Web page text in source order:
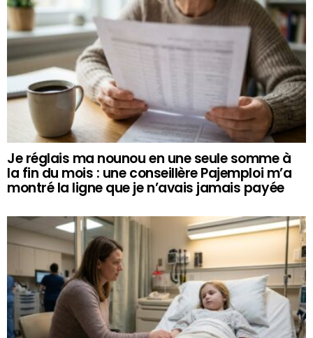
Je réglais ma nounou en une seule somme à
la fin du mois : une conseillère Pajemploi m’a
montré la ligne que je n’avais jamais payée